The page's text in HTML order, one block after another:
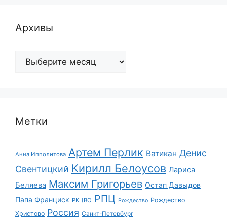
Архивы
Архивы
Метки
Анна Ипполитова Артем Перлик Ватикан Денис
Свентицкий Кирилл Белоусов Лариса
Беляева Максим Григорьев Остап Давыдов
Папа Франциск РКЦВО РПЦ Рождество Рождество
Христово Россия Санкт-Петербург